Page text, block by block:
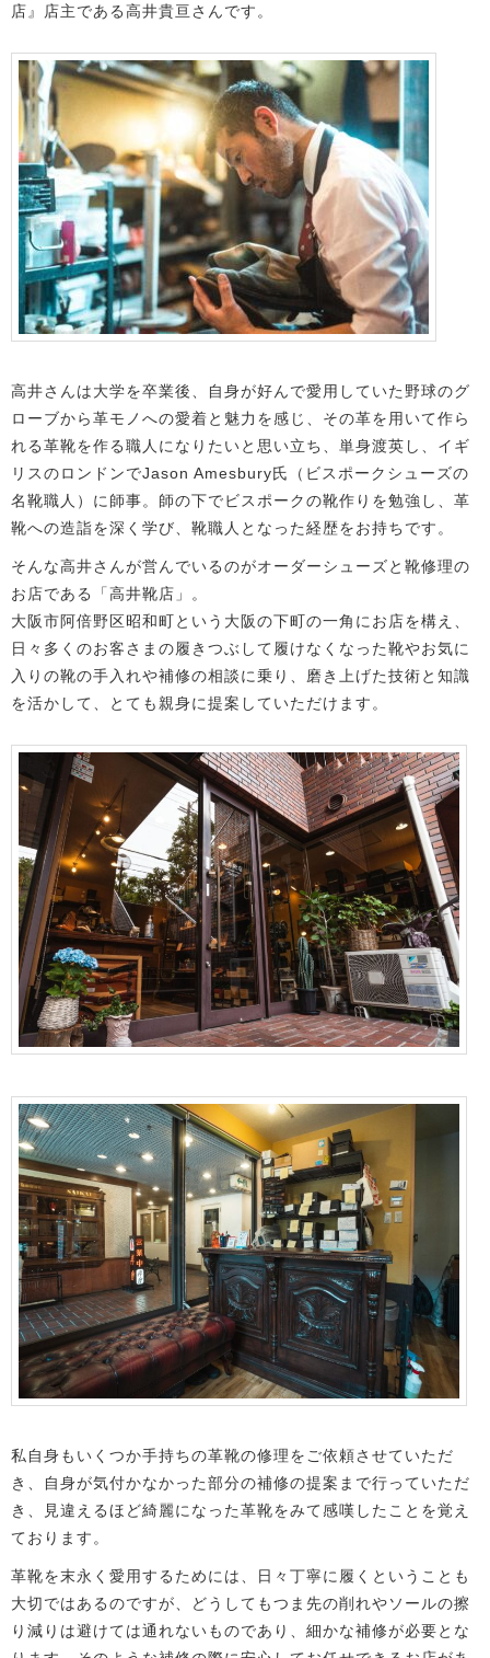
店』店主である高井貴亘さんです。
高井さんは大学を卒業後、自身が好んで愛用していた野球のグ
ローブから革モノへの愛着と魅力を感じ、その革を用いて作ら
れる革靴を作る職人になりたいと思い立ち、単身渡英し、イギ
リスのロンドンでJason Amesbury氏（ビスポークシューズの
名靴職人）に師事。師の下でビスポークの靴作りを勉強し、革
靴への造詣を深く学び、靴職人となった経歴をお持ちです。
そんな高井さんが営んでいるのがオーダーシューズと靴修理の
お店である「高井靴店」。
大阪市阿倍野区昭和町という大阪の下町の一角にお店を構え、
日々多くのお客さまの履きつぶして履けなくなった靴やお気に
入りの靴の手入れや補修の相談に乗り、磨き上げた技術と知識
を活かして、とても親身に提案していただけます。
私自身もいくつか手持ちの革靴の修理をご依頼させていただ
き、自身が気付かなかった部分の補修の提案まで行っていただ
き、見違えるほど綺麗になった革靴をみて感嘆したことを覚え
ております。
革靴を末永く愛用するためには、日々丁寧に履くということも
大切ではあるのですが、どうしてもつま先の削れやソールの擦
り減りは避けては通れないものであり、細かな補修が必要とな